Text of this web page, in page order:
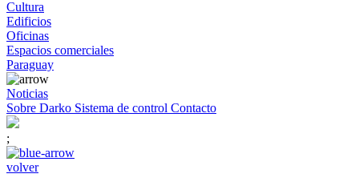
Cultura
Edificios
Oficinas
Espacios comerciales
Paraguay
Noticias
Sobre Darko Sistema de control Contacto
;
volver